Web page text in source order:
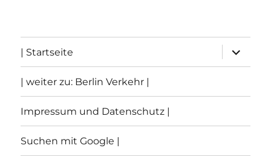
| Startseite
öffnen
| weiter zu: Berlin Verkehr |
Impressum und Datenschutz |
Suchen mit Google |